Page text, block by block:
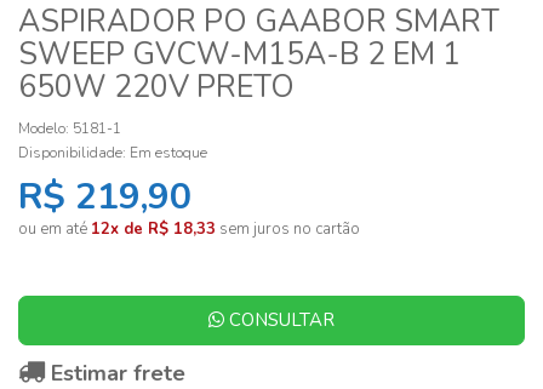
ASPIRADOR PO GAABOR SMART
SWEEP GVCW-M15A-B 2 EM 1
650W 220V PRETO
Modelo: 5181-1
Disponibilidade: Em estoque
R$ 219,90
ou em até 12x de R$ 18,33 sem juros no cartão
CONSULTAR
Estimar frete